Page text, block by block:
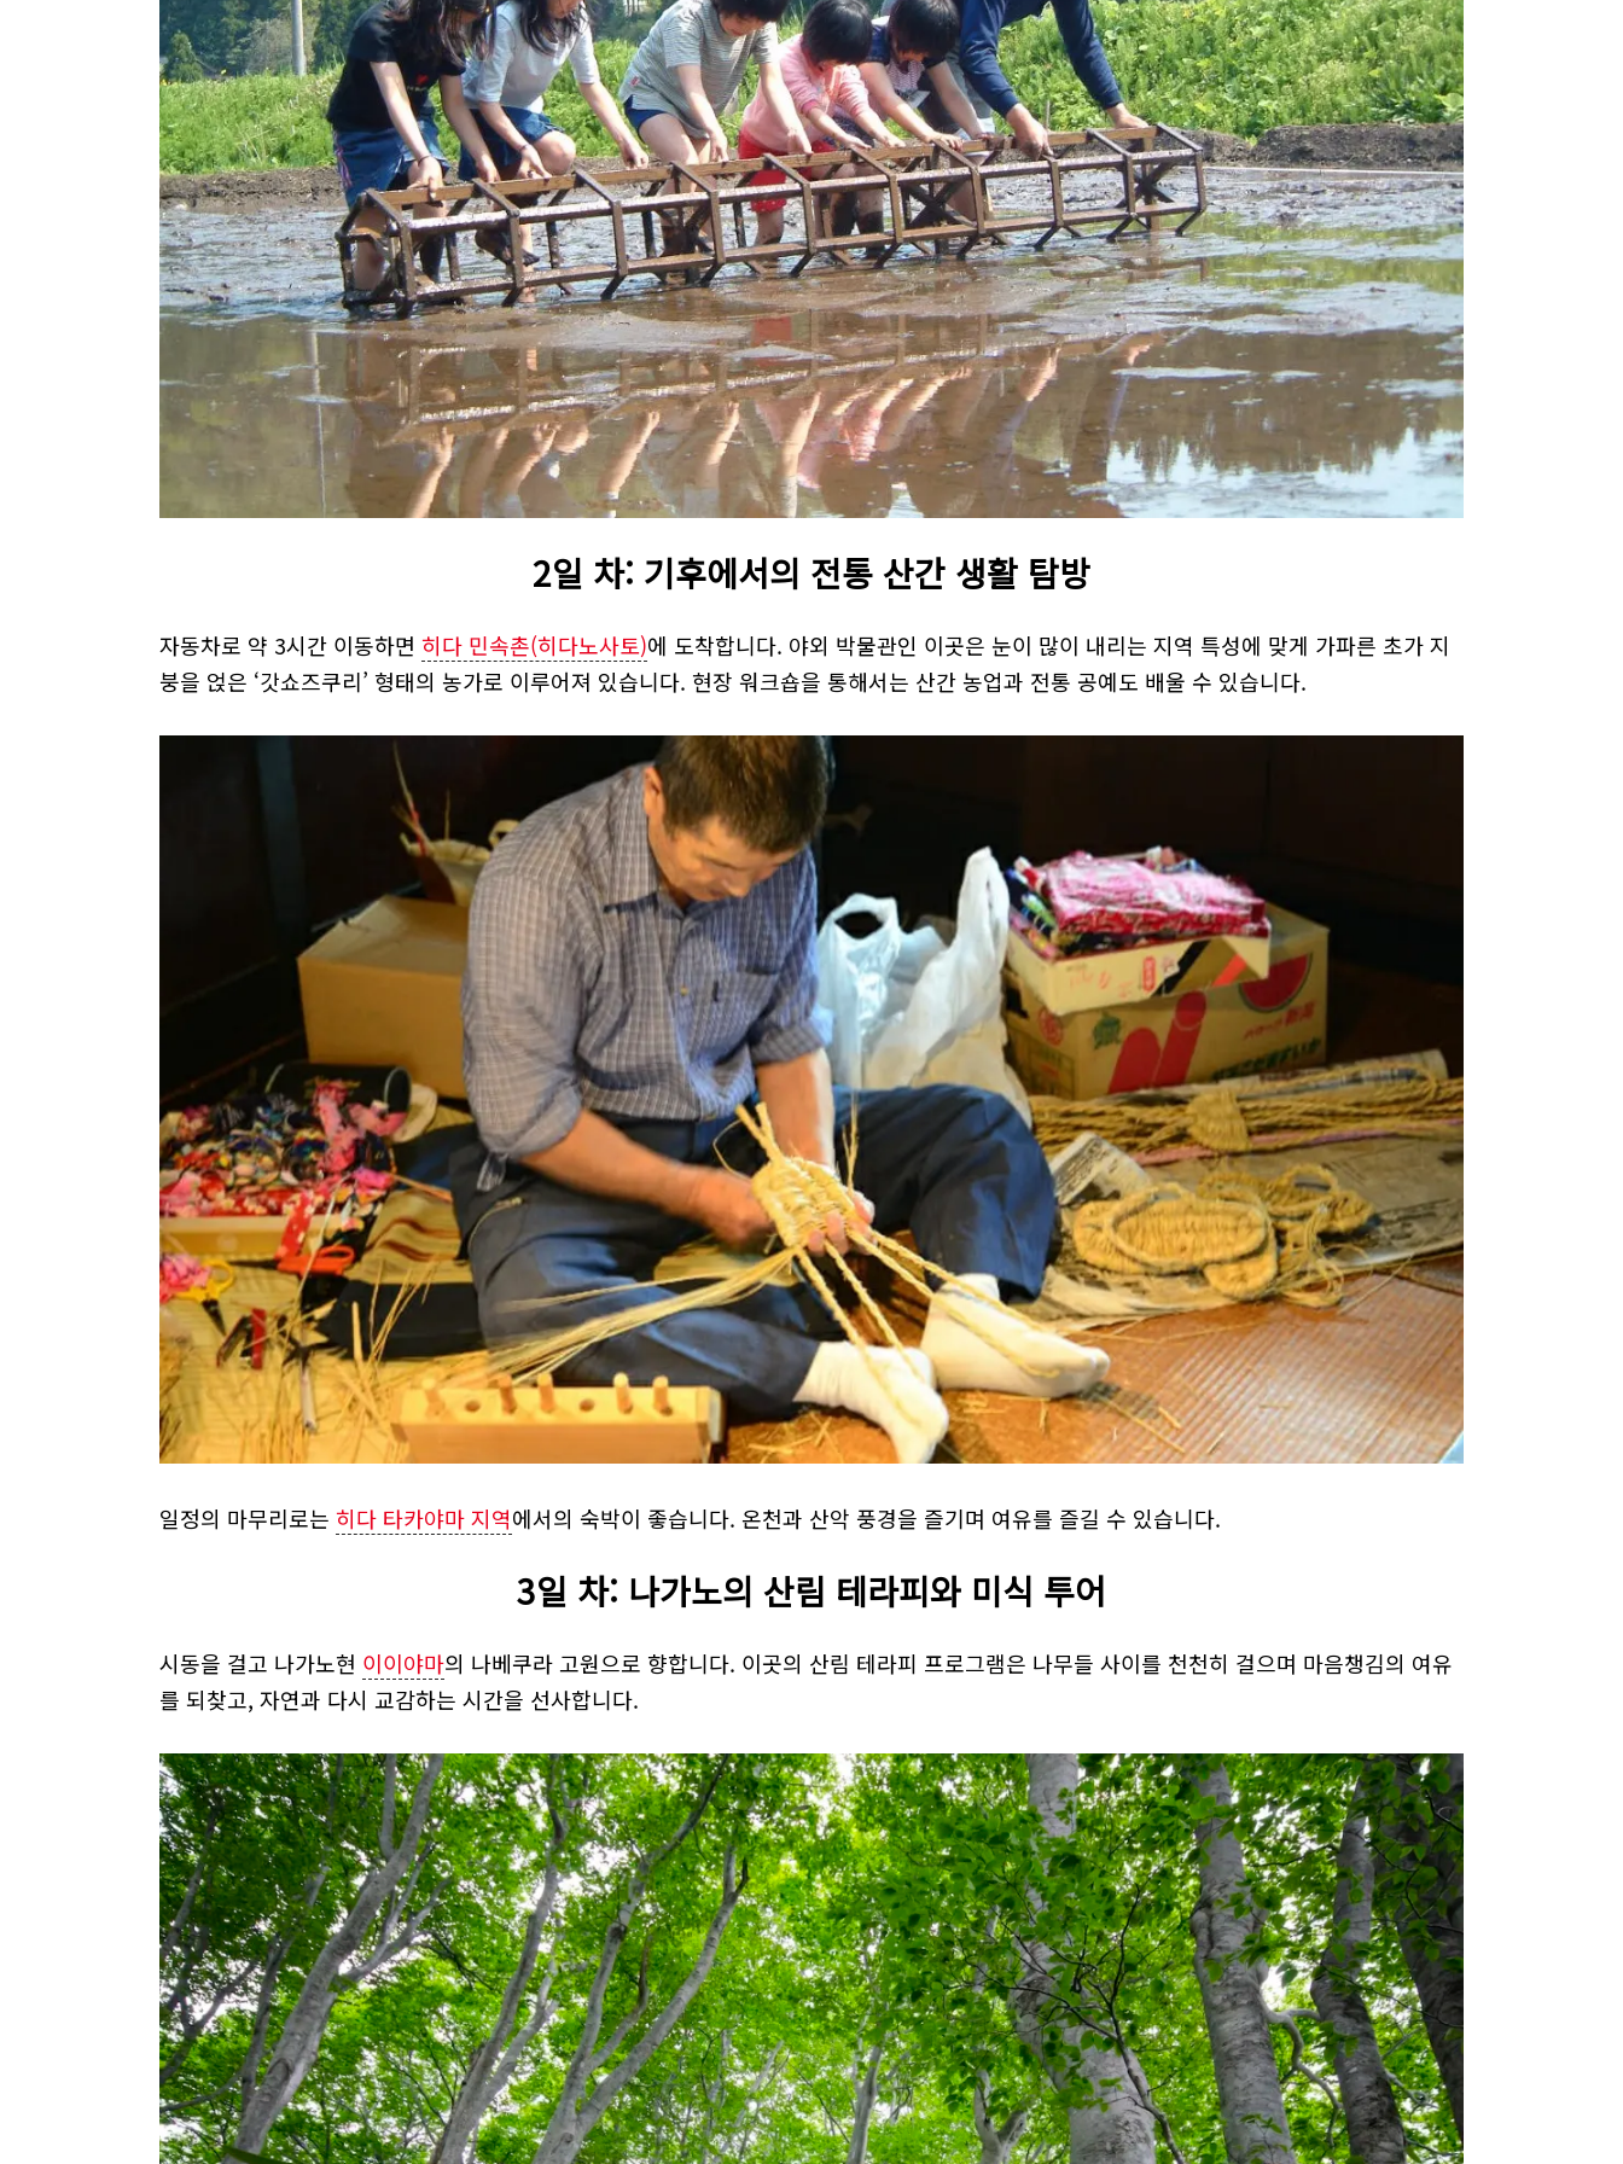
2일 차: 기후에서의 전통 산간 생활 탐방
자동차로 약 3시간 이동하면 히다 민속촌(히다노사토)에 도착합니다. 야외 박물관인 이곳은 눈이 많이 내리는 지역 특성에 맞게 가파른 초가 지
붕을 얹은 ‘갓쇼즈쿠리’ 형태의 농가로 이루어져 있습니다. 현장 워크숍을 통해서는 산간 농업과 전통 공예도 배울 수 있습니다.
일정의 마무리로는 히다 타카야마 지역에서의 숙박이 좋습니다. 온천과 산악 풍경을 즐기며 여유를 즐길 수 있습니다.
3일 차: 나가노의 산림 테라피와 미식 투어
시동을 걸고 나가노현 이이야마의 나베쿠라 고원으로 향합니다. 이곳의 산림 테라피 프로그램은 나무들 사이를 천천히 걸으며 마음챙김의 여유
를 되찾고, 자연과 다시 교감하는 시간을 선사합니다.